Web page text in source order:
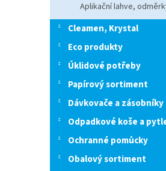
Aplikační lahve,
Cleamen, Krystal
Eco produkty
Úklidové potřeby
Papírový sortiment
Dávkovače a zásobníky
Odpadkové koše a
Ochranné pomůcky
Obalový sortiment